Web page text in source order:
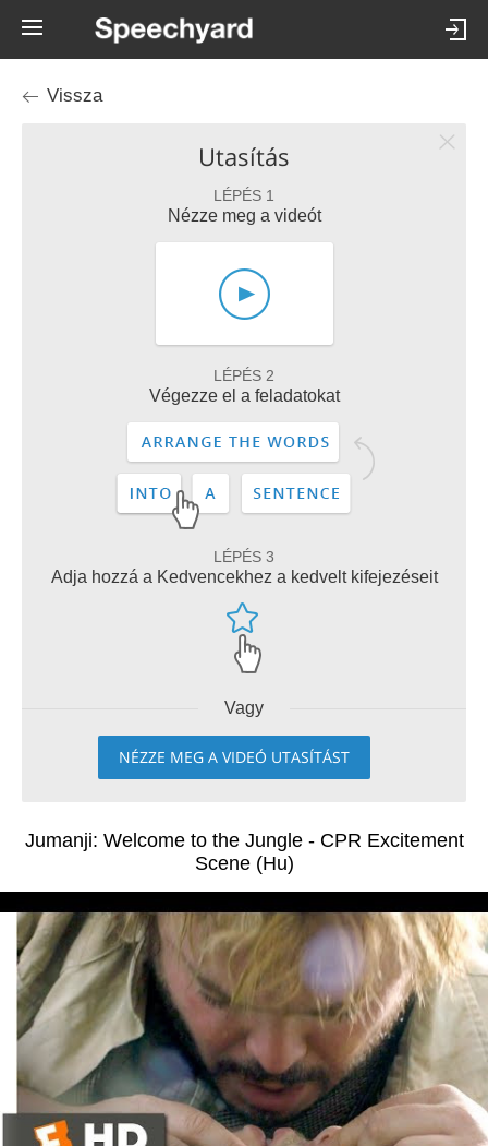
Vissza
Utasítás
LÉPÉS 1
Nézze meg a videót
LÉPÉS 2
Végezze el a feladatokat
LÉPÉS 3
Adja hozzá a Kedvencekhez a kedvelt kifejezéseit
Vagy
NÉZZE MEG A VIDEÓ UTASÍTÁST
Jumanji: Welcome to the Jungle - CPR Excitement
Scene (Hu)